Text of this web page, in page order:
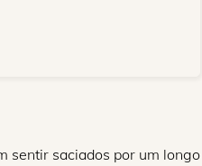
sentir saciados por um longo